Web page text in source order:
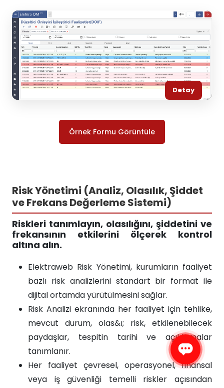
Detay
Örnek Formu Görüntüle
Risk Yönetimi (Analiz, Olasılık, Şiddet
ve Frekans Değerleme Sistemi)
Riskleri tanımlayın, olasılığını, şiddetini ve
frekansının etkilerini ölçerek kontrol
altına alın.
Elektraweb Risk Yönetimi, kurumların faaliyet
bazlı risk analizlerini standart bir format ile
dijital ortamda yürütülmesini sağlar.
Risk Analizi ekranında her faaliyet için tehlike,
mevcut durum, olas&ı; risk, etkilenebilecek
paydaşlar, tespitin tarihi ve açıklamalar
tanımlanır.
Her faaliyet çevresel, operasyonel, finansal
veya iş güvenliği temelli riskler açısından